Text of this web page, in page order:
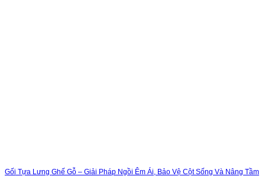
Gối Tựa Lưng Ghế Gỗ – Giải Pháp Ngồi Êm Ái, Bảo Vệ Cột Sống Và Nâng Tầm